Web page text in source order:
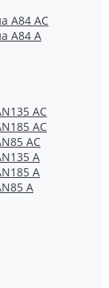
А84 АС
А84 А
АС
АС
АС
А
А
А